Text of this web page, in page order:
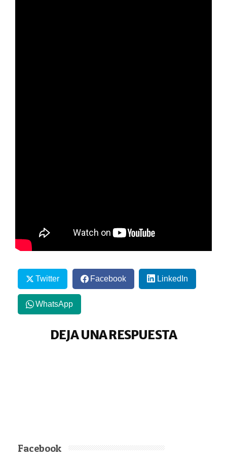
Twitter Facebook LinkedIn
WhatsApp
DEJA UNA RESPUESTA
Facebook